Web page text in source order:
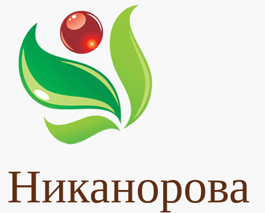
Никанорова